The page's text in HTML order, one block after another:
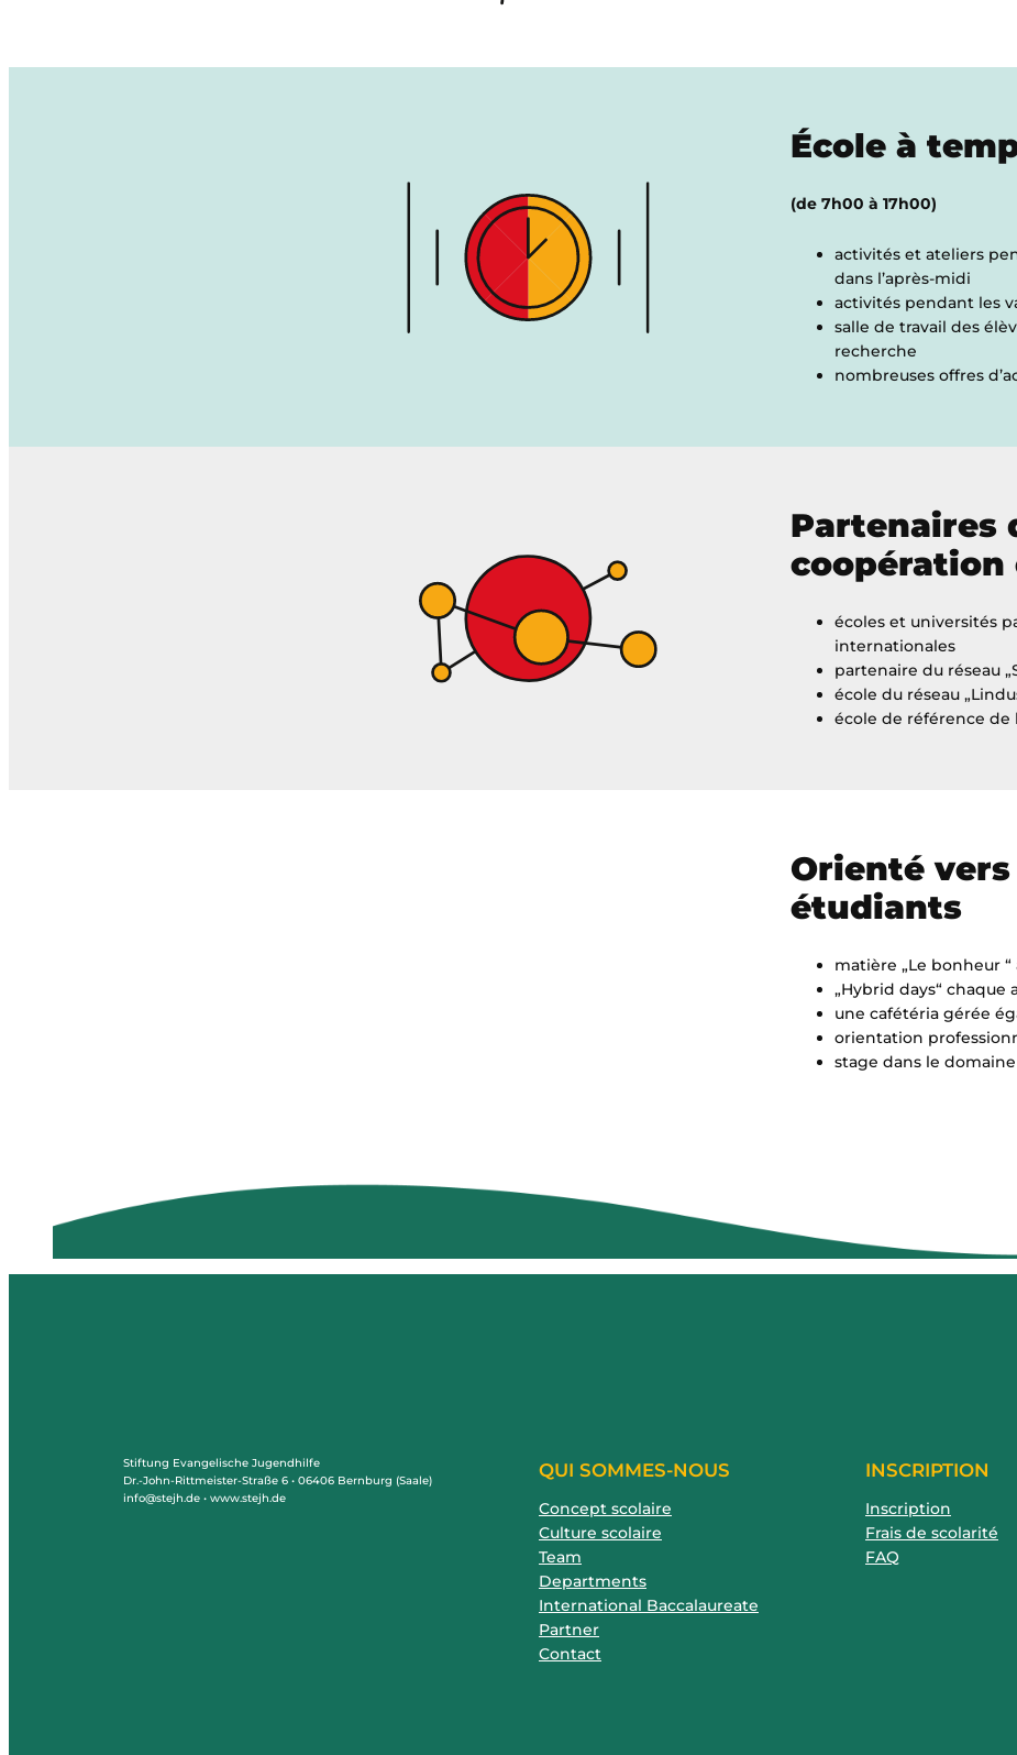
École à
(de 7h00 à 17h00)
activités et ateliers
dans l’après-midi
activités pendant les
salle de travail des
recherche
nombreuses offres
Partenaires
coopération
écoles et universités
internationales
partenaire du réseau
école du réseau
école de référence de
Orienté
étudiants
matière „Le bonheur
„Hybrid days“ chaque
une cafétéria gérée
orientation
stage dans le
Stiftung Evangelische Jugendhilfe
Dr.-John-Rittmeister-Straße 6 • 06406 Bernburg (Saale)
info@stejh.de • www.stejh.de
QUI SOMMES-NOUS
Concept scolaire
Culture scolaire
Team
Departments
International Baccalaureate
Partner
Contact
INSCRIPTION
Inscription
Frais de scolarité
FAQ